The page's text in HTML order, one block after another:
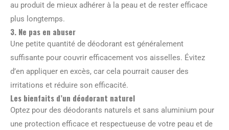
au produit de mieux adhérer à la peau et de rester efficace
plus longtemps.
3. Ne pas en abuser
Une petite quantité de déodorant est généralement
suffisante pour couvrir efficacement vos aisselles. Évitez
d’en appliquer en excès, car cela pourrait causer des
irritations et réduire son efficacité.
Les bienfaits d’un déodorant naturel
Optez pour des déodorants naturels et sans aluminium pour
une protection efficace et respectueuse de votre peau et de